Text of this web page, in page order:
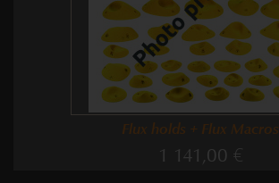
Flux holds + Flux Macros
1 141,00 €